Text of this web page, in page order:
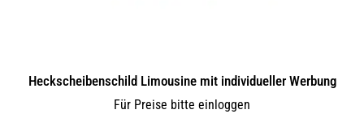
Heckscheibenschild Limousine mit individueller Werbung
Für Preise bitte einloggen